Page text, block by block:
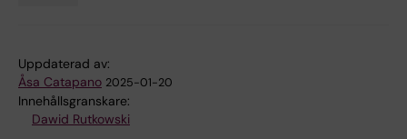
Uppdaterad av:
Åsa Catapano 2025-01-20
Innehållsgranskare:
Dawid Rutkowski